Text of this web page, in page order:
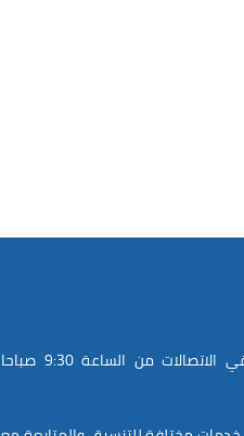
يقوم فريق العمل بتلقي الاتصالات من الساعة 9:30 صباحا